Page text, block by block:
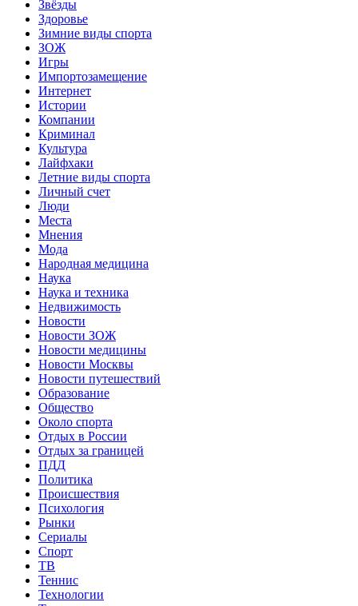
Звёзды
Здоровье
Зимние виды спорта
ЗОЖ
Игры
Импортозамещение
Интернет
Истории
Компании
Криминал
Культура
Лайфхаки
Летние виды спорта
Личный счет
Люди
Места
Мнения
Мода
Народная медицина
Наука
Наука и техника
Недвижимость
Новости
Новости ЗОЖ
Новости медицины
Новости Москвы
Новости путешествий
Образование
Общество
Около спорта
Отдых в России
Отдых за границей
ПДД
Политика
Происшествия
Психология
Рынки
Сериалы
Спорт
ТВ
Теннис
Технологии